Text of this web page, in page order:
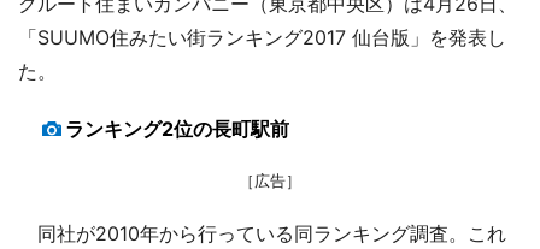
「SUUMO住みたい街ランキング2017 仙台版」を発表し
た。
ランキング2位の長町駅前
［広告］
同社が2010年から行っている同ランキング調査。これ